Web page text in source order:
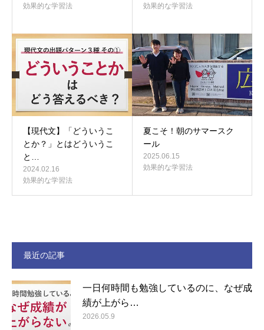
効果的な学習法
効果的な学習法
【現代文】「どういうこ
とか？」とはどういうこ
と…
2024.02.16
効果的な学習法
夏こそ！朝のサマースク
ール
2025.06.15
効果的な学習法
最近の記事
一日何時間も勉強しているのに、なぜ成
績が上がら…
2026.05.9